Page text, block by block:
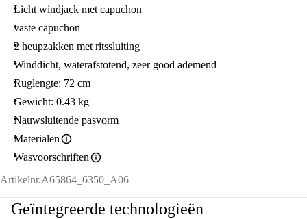
Licht windjack met capuchon
vaste capuchon
2 heupzakken met ritssluiting
Winddicht, waterafstotend, zeer good ademend
Ruglengte: 72 cm
Gewicht: 0.43 kg
Nauwsluitende pasvorm
Materialen
Wasvoorschriften
Artikelnr.A65864_6350_A06
Geïntegreerde technologieën